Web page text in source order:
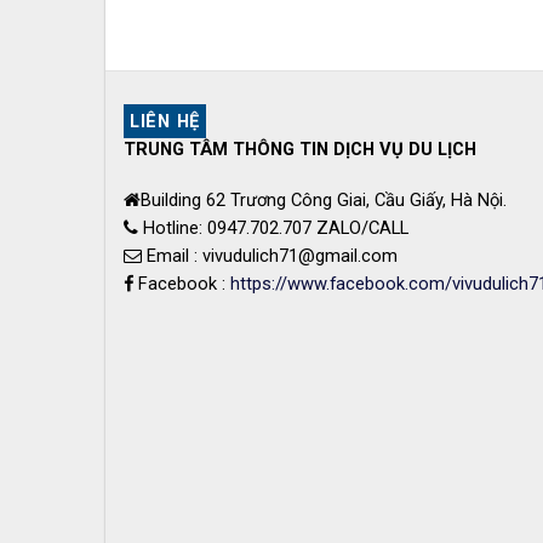
LIÊN HỆ
TRUNG TÂM THÔNG TIN DỊCH VỤ DU LỊCH
Building 62 Trương Công Giai, Cầu Giấy, Hà Nội.
Hotline: 0947.702.707 ZALO/CALL
Email : vivudulich71@gmail.com
Facebook : https://www.facebook.com/vivudulich71